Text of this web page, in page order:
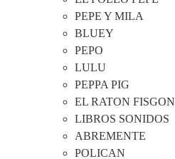
PEPE Y MILA
BLUEY
PEPO
LULU
PEPPA PIG
EL RATON FISGON
LIBROS SONIDOS
ABREMENTE
POLICAN